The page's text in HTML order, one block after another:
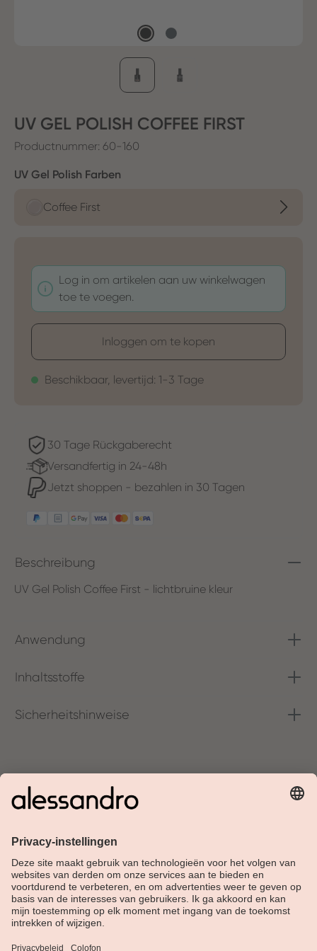
UV GEL POLISH COFFEE FIRST
Productnummer: 60-160
Selecteer
UV Gel Polish Farben
Coffee First
Log in om artikelen aan uw winkelwagen
toe te voegen.
Inloggen om te kopen
Beschikbaar, levertijd: 1-3 Tage
30 Tage Rückgaberecht
Versandfertig in 24-48h
Jetzt shoppen - bezahlen in 30 Tagen
Beschreibung
UV Gel Polish Coffee First - lichtbruine kleur
Anwendung
Inhaltsstoffe
Sicherheitshinweise
Over Alessandro
Shop